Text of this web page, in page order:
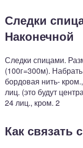
Следки
Наконечной
Следки спицами.
(100г=300м).
бордовая нить-
лиц. (это будут
24 лиц., кром. 2
Как связать